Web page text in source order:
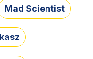
Mad Scientist